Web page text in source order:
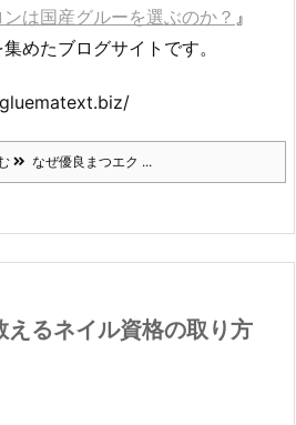
は国産グルーを選ぶのか？ 』
めたブログサイトです。
なぜ優良まつエク ...
るネイル資格の取り方